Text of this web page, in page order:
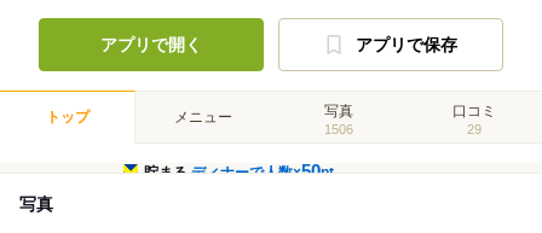
アプリで開く アプリで保存
トップ メニュー 写真
1506
口コミ
29
貯まるディナーで人数×50pt
写真